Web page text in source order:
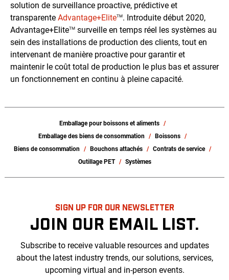
solution de surveillance proactive, prédictive et
transparente Advantage+EliteTM. Introduite début 2020,
Advantage+EliteTM surveille en temps réel les systèmes au
sein des installations de production des clients, tout en
intervenant de manière proactive pour garantir et
maintenir le coût total de production le plus bas et assurer
un fonctionnement en continu à pleine capacité.
Emballage pour boissons et aliments
Emballage des biens de consommation
Boissons
Biens de consommation
Bouchons attachés
Contrats de service
Outillage PET
Systèmes
SIGN UP FOR OUR NEWSLETTER
JOIN OUR EMAIL LIST.
Subscribe to receive valuable resources and updates
about the latest industry trends, our solutions, services,
upcoming virtual and in-person events.